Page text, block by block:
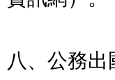
八、公務